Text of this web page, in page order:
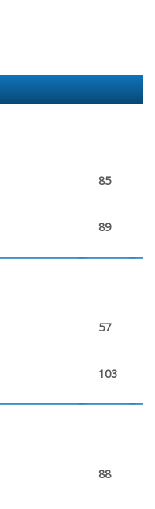
85
89
57
103
88